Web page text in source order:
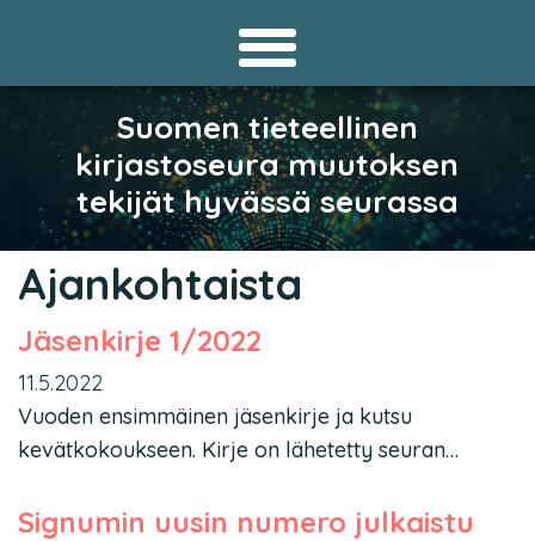
Suomen tieteellinen
kirjastoseura muutoksen
tekijät hyvässä seurassa
Ajankohtaista
Jäsenkirje 1/2022
11.5.2022
Vuoden ensimmäinen jäsenkirje ja kutsu
kevätkokoukseen. Kirje on lähetetty seuran…
Signumin uusin numero julkaistu